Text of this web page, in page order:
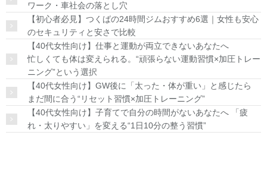
ワーク・車社会の落とし穴
【初心者必見】つくばの24時間ジムおすすめ6選｜女性も安心
のセキュリティと安さで比較
【40代女性向け】仕事と運動が両立できないあなたへ
忙しくても体は変えられる。“頑張らない運動習慣×加圧トレー
ニング”という選択
【40代女性向け】GW後に「太った・体が重い」と感じたら
まだ間に合う“リセット習慣×加圧トレーニング”
【40代女性向け】子育てで自分の時間がないあなたへ 「疲
れ・太りやすい」を変える“1日10分の整う習慣”